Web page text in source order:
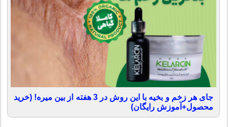
جای هر زخم و بخیه با این روش در 3 هفته از بین میره! (خرید
محصول+آموزش رایگان)